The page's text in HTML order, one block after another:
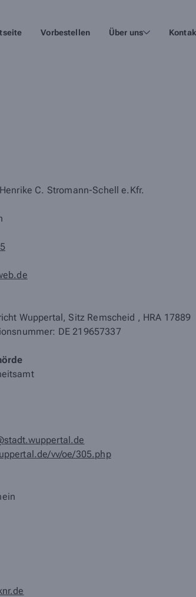
Vorbestellen Über uns
C. Stromann-Schell e.Kfr.
Wuppertal, Sitz Remscheid , HRA 17889
DE 219657337
vv/oe/305.php